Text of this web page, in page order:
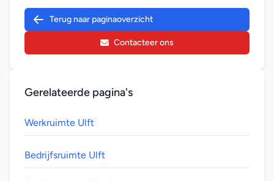
Terug naar paginaoverzicht
Contacteer ons
Gerelateerde pagina's
Werkruimte Ulft
Bedrijfsruimte Ulft